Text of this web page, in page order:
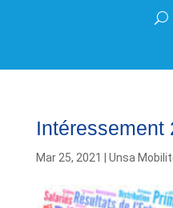
Intéressement
Mar 25, 2021 Unsa